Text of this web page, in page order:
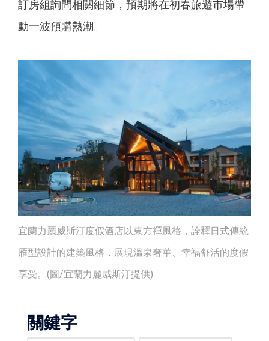
訂房組詢問相關細節，預期將在初春旅遊市場帶
動一波預購熱潮。
宜蘭力麗威斯汀度假酒店以東方禪風格，詮釋日式傳統
雁型設計的建築風格，展現溫泉奢華、幸福舒活的度假
享受。(圖/宜蘭力麗威斯汀提供)
關鍵字